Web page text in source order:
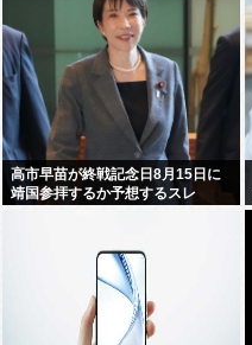
高市早苗が終戦記念日8月15日に
靖国参拝するか予想するスレ